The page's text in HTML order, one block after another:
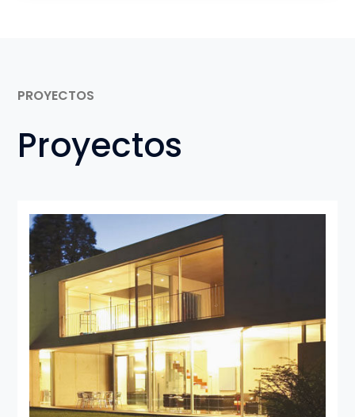
PROYECTOS
Proyectos